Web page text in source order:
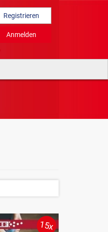
Registrieren
Anmelden
15x